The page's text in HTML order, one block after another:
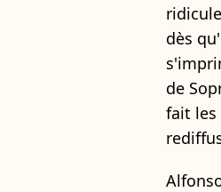
dès
de
fait les